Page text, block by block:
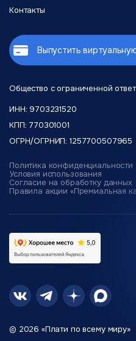
Общество с ограниченной
ИНН: 9703231520
КПП: 770301001
ОГРН/ОГРНИП: 1257700507965
Контакты
Выпустить
Политика конфиденциальности
Условия использования
Согласие на обработку данных
Правила акции «Премиальная
© 2026 «Плати по всему миру»